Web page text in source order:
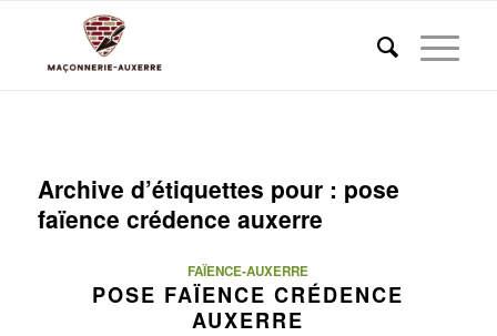
Archive d’étiquettes pour : pose
faïence crédence auxerre
FAÏENCE-AUXERRE
POSE FAÏENCE CRÉDENCE
AUXERRE